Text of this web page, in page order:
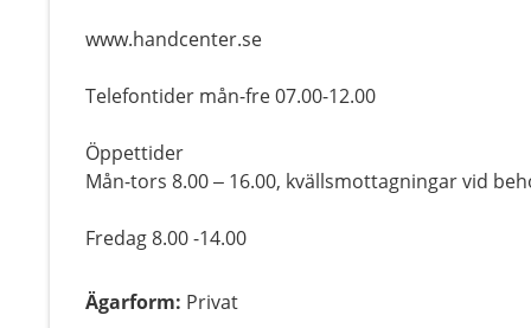
www.handcenter.se
Telefontider mån-fre 07.00-12.00
Öppettider
Mån-tors 8.00 – 16.00, kvällsmottagningar vid
Fredag 8.00 -14.00
Ägarform: Privat